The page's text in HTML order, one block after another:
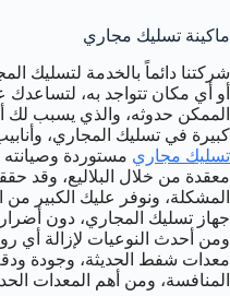
ماكينة تسليك مجاري
شركتنا دائماً بالخدمة لتسليك
أو أي مكان تتواجد به،
الممكن حدوثه، والذي يسبب لك
كبيرة في تسليك المجاري،
تسليك مجاري مستوردة
معقدة من خلال البلاليع، وقد
المشكلة، ونوفر عليك الكبير من
جهاز تسليك المجاري، دون
ومن أحدث النوعيات لإزالة أي
معدات شفط الحديثة، وجودة
المنافسة، ومن أهم المعدات